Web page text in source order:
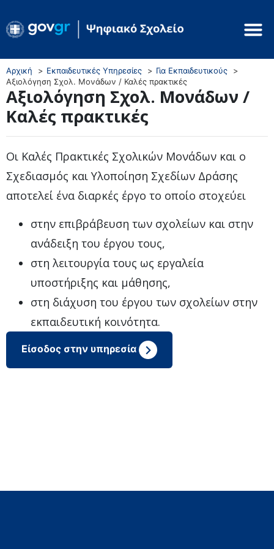
Αρχική Εκπαιδευτικές Υπηρεσίες
Για Εκπαιδευτικούς
Αξιολόγηση Σχολ. Μονάδων / Καλές πρακτικές
Αξιολόγηση Σχολ. Μονάδων /
Καλές πρακτικές
Οι Καλές Πρακτικές Σχολικών Μονάδων και ο
Σχεδιασμός και Υλοποίηση Σχεδίων Δράσης
αποτελεί ένα διαρκές έργο το οποίο στοχεύει
στην επιβράβευση των σχολείων και στην
ανάδειξη του έργου τους,
στη λειτουργία τους ως εργαλεία
υποστήριξης και μάθησης,
στη διάχυση του έργου των σχολείων στην
εκπαιδευτική κοινότητα.
Είσοδος στην υπηρεσία